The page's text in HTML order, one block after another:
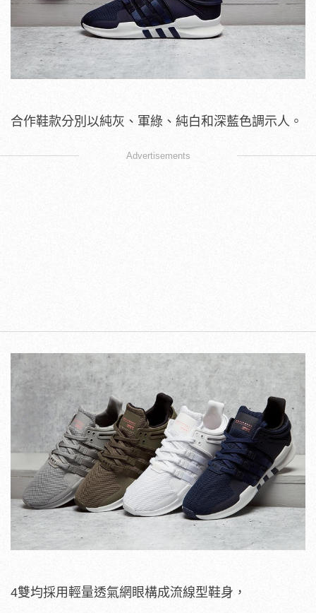
合作鞋款分別以純灰、軍綠、純白和深藍色調示人。
Advertisements
4雙均採用輕量透氣網眼構成流線型鞋身，